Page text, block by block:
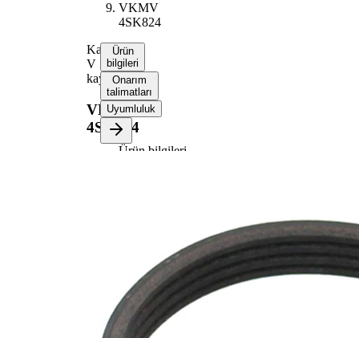
VKMV
4SK824
Kanallı
V
kayışı
VKMV
4SK824
Ürün
bilgileri
Onarım
talimatları
Uyumluluk
Ürün bilgileri
4
SVHC
SVHC
maddesi
mevcut
değil!